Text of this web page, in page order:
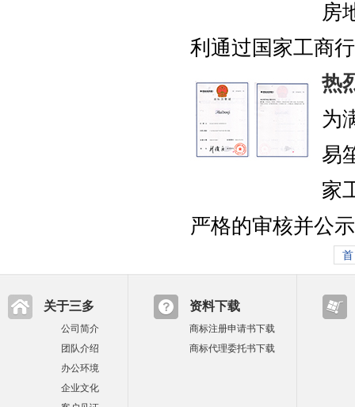
房
利通过国家工商
热
为
易
家
严格的审核并公
关于三多
公司简介
团队介绍
办公环境
企业文化
资料下载
商标注册申请书下载
商标代理委托书下载